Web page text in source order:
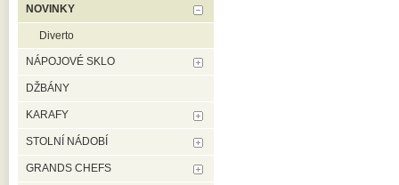
NOVINKY
Diverto
NÁPOJOVÉ SKLO
DŽBÁNY
KARAFY
STOLNÍ NÁDOBÍ
GRANDS CHEFS